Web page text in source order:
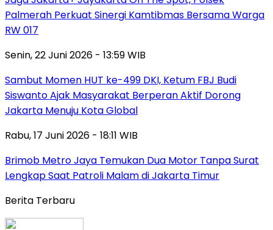
Palmerah Perkuat Sinergi Kamtibmas Bersama Warga
RW 017
Senin, 22 Juni 2026 - 13:59 WIB
Sambut Momen HUT ke-499 DKI, Ketum FBJ Budi
Siswanto Ajak Masyarakat Berperan Aktif Dorong
Jakarta Menuju Kota Global
Rabu, 17 Juni 2026 - 18:11 WIB
Brimob Metro Jaya Temukan Dua Motor Tanpa Surat
Lengkap Saat Patroli Malam di Jakarta Timur
Berita Terbaru